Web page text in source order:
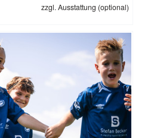
zzgl. Ausstattung (optional)